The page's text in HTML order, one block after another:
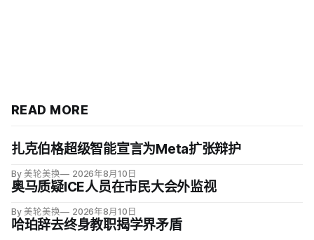
READ MORE
扎克伯格超级智能宣言为Meta扩张辩护
By 美轮美换 2026年8月10日
奥马质疑ICE人员在市民大会外监视
By 美轮美换 2026年8月10日
哈珀辞去终身教职揭学界矛盾